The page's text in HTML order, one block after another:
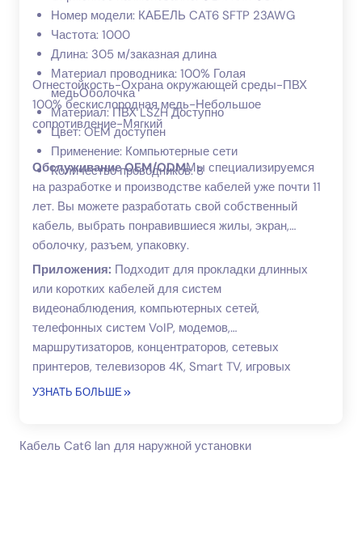
Номер модели: КАБЕЛЬ CAT6 SFTP 23AWG
Частота: 1000
Длина: 305 м/заказная длина
Материал проводника: 100% Голая
медьОболочка
Материал: ПВХ LSZH Доступно
Цвет: OEM доступен
Применение: Компьютерные сети
Количество проводников: 8
Огнестойкость-Охрана окружающей среды-ПВХ
100% бескислородная медь-Небольшое
сопротивление-Мягкий
Обслуживание OEM/ODMМы специализируемся
на разработке и производстве кабелей уже почти 11
лет. Вы можете разработать свой собственный
кабель, выбрать понравившиеся жилы, экран,
оболочку, разъем, упаковку.
Приложения: Подходит для прокладки длинных
или коротких кабелей для систем
видеонаблюдения, компьютерных сетей,
телефонных систем VoIP, модемов,
маршрутизаторов, концентраторов, сетевых
принтеров, телевизоров 4K, Smart TV, игровых
приставок и многого другого.
УЗНАТЬ БОЛЬШЕ
Кабель Cat6 lan для наружной установки